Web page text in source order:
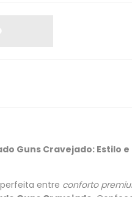
Guns Cravejado: Estilo
entre conforto